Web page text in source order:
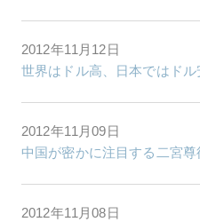
2012年11月12日
世界はドル高、日本ではドル
2012年11月09日
中国が密かに注目する二宮尊
2012年11月08日